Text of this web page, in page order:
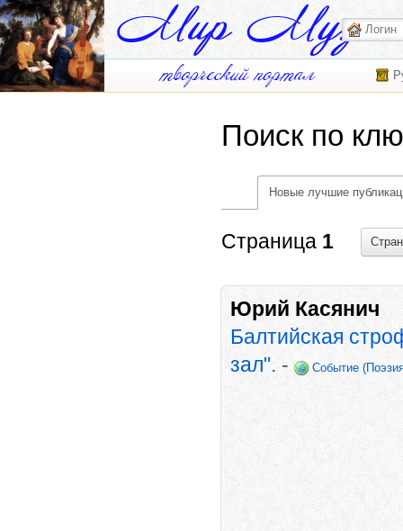
Поиск по
Новые лучшие
Страница 1
Юрий Касянич
Балтийская
зал". - Событие